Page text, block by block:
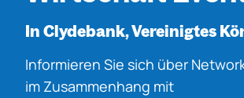
In Clydebank, Vereinigtes
Informieren Sie sich über
im Zusammenhang mit